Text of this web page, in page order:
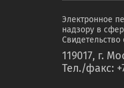
Электронное
надзору в
119017, г.
Тел./факс: